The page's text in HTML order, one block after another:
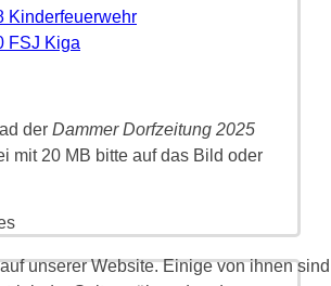
der Dammer Dorfzeitung 2025
mit 20 MB bitte auf das Bild oder
unserer Website. Einige von ihnen sind